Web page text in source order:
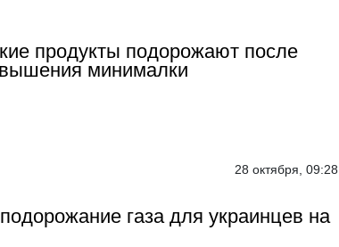
продукты подорожают после
минималки
28 октября, 09:28
газа для украинцев на